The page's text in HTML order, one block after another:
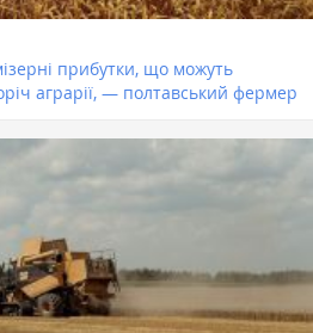
прибутки, що можуть
аграрії, — полтавський фермер